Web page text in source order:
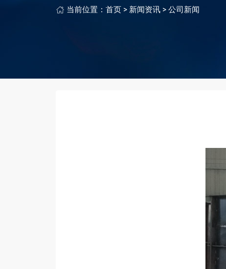
当前位置： 首页 > 新闻资讯 > 公司新闻